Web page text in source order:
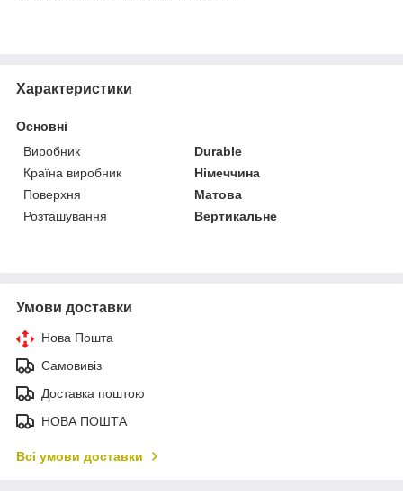
Характеристики
Основні
Виробник
Durable
Країна виробник
Німеччина
Поверхня
Матова
Розташування
Вертикальне
Умови доставки
Нова Пошта
Самовивіз
Доставка поштою
НОВА ПОШТА
Всі умови доставки